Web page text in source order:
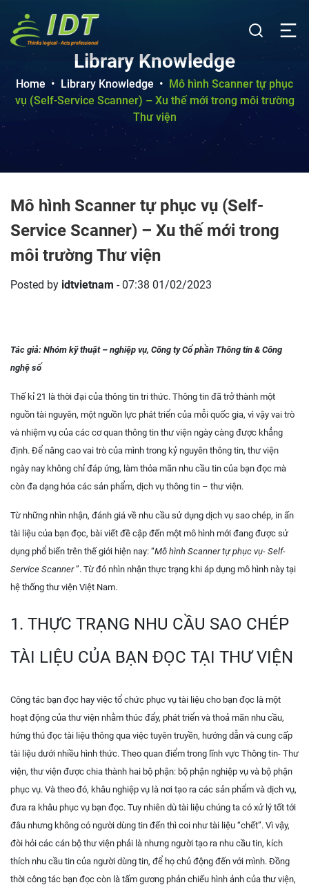
Library Knowledge
Home • Library Knowledge • Mô hình Scanner tự phục
vụ (Self-Service Scanner) – Xu thế mới trong môi trường
Thư viện
Mô hình Scanner tự phục vụ (Self-
Service Scanner) – Xu thế mới trong
môi trường Thư viện
Posted by idtvietnam - 07:38 01/02/2023
Tác giả: Nhóm kỹ thuật – nghiệp vụ, Công ty Cổ phần Thông tin & Công
nghệ số
Thế kỉ 21 là thời đại của thông tin tri thức. Thông tin đã trở thành một
nguồn tài nguyên, một nguồn lực phát triển của mỗi quốc gia, vì vậy vai trò
và nhiệm vụ của các cơ quan thông tin thư viện ngày càng được khẳng
định. Để nâng cao vai trò của mình trong kỷ nguyên thông tin, thư viện
ngày nay không chỉ đáp ứng, làm thỏa mãn nhu cầu tin của bạn đọc mà
còn đa dạng hóa các sản phẩm, dịch vụ thông tin – thư viện.
Từ những nhìn nhận, đánh giá về nhu cầu sử dụng dịch vụ sao chép, in ấn
tài liệu của bạn đọc, bài viết đề cập đến một mô hình mới đang được sử
dụng phổ biến trên thế giới hiện nay: “Mô hình Scanner tự phục vụ- Self-
Service Scanner”. Từ đó nhìn nhận thực trạng khi áp dụng mô hình này tại
hệ thống thư viện Việt Nam.
1. THỰC TRẠNG NHU CẦU SAO CHÉP
TÀI LIỆU CỦA BẠN ĐỌC TẠI THƯ VIỆN
Công tác bạn đọc hay việc tổ chức phục vụ tài liệu cho bạn đọc là một
hoạt động của thư viện nhằm thúc đẩy, phát triển và thoả mãn nhu cầu,
hứng thú đọc tài liệu thông qua việc tuyên truyền, hướng dẫn và cung cấp
tài liệu dưới nhiều hình thức. Theo quan điểm trong lĩnh vực Thông tin- Thư
viện, thư viện được chia thành hai bộ phận: bộ phận nghiệp vụ và bộ phận
phục vụ. Và theo đó, khâu nghiệp vụ là nơi tạo ra các sản phẩm và dịch vụ,
đưa ra khâu phục vụ bạn đọc. Tuy nhiên dù tài liệu chúng ta có xử lý tốt tới
đâu nhưng không có người dùng tin đến thì coi như tài liệu “chết”. Vì vậy,
đòi hỏi các cán bộ thư viện phải là nhưng người tạo ra nhu cầu tin, kích
thích nhu cầu tin của người dùng tin, để họ chủ động đến với mình. Đồng
thời công tác bạn đọc còn là tấm gương phản chiếu hình ảnh của thư viện,